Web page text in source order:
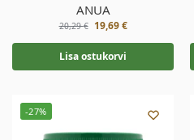
ANUA
20,29€ 19,69€
Lisa ostukorvi
-27%